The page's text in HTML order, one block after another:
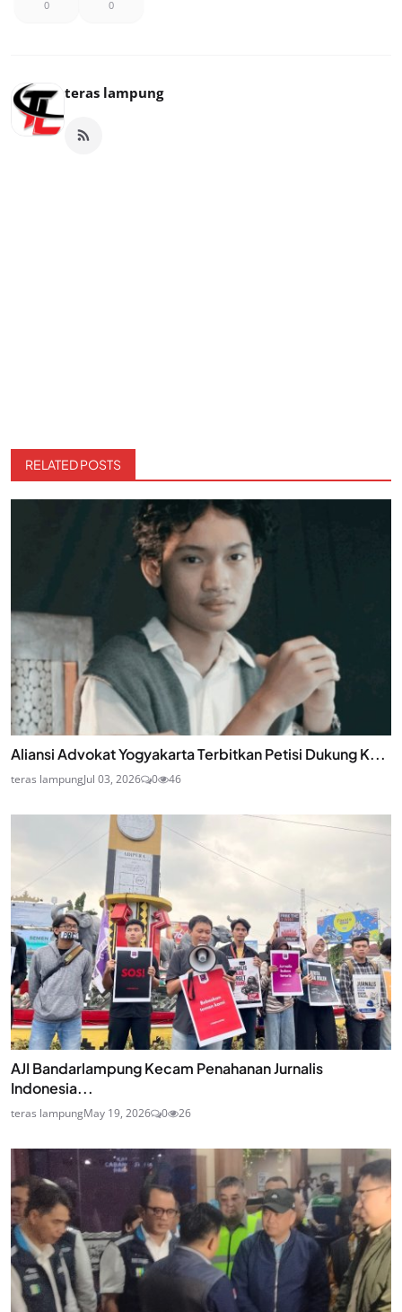
0 0
teras lampung
RELATED POSTS
Aliansi Advokat Yogyakarta Terbitkan Petisi Dukung K...
teras lampungJul 03, 2026 0 46
AJI Bandarlampung Kecam Penahanan Jurnalis
Indonesia...
teras lampungMay 19, 2026 0 26